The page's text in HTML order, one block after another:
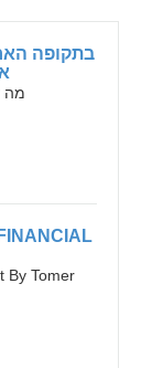
בתקופה
מה
By Tomer